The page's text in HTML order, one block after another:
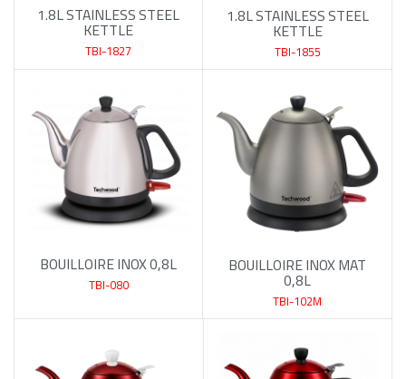
1.8L STAINLESS STEEL
KETTLE
TBI-1827
1.8L STAINLESS STEEL
KETTLE
TBI-1855
BOUILLOIRE INOX 0,8L
TBI-080
BOUILLOIRE INOX MAT
0,8L
TBI-102M